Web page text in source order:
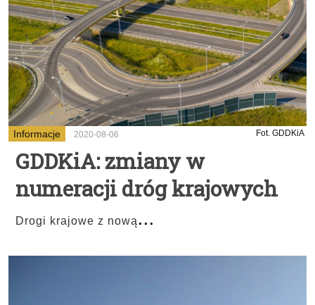
Informacje 2020-08-06 Fot. GDDKiA
GDDKiA: zmiany w
numeracji dróg krajowych
Drogi krajowe z nową...